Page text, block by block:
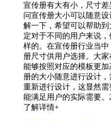
宣传册有大有小，尺寸
问宣传册大小可以随意
解一下，希望可以帮助
定对于不同的用户来说
样的。在宣传册行业当
册尺寸供用户选择。大
能够按照对应的模板更
册的大小随意进行设计
重新进行设计，这显然
能满足用户的实际需要
了解详情+